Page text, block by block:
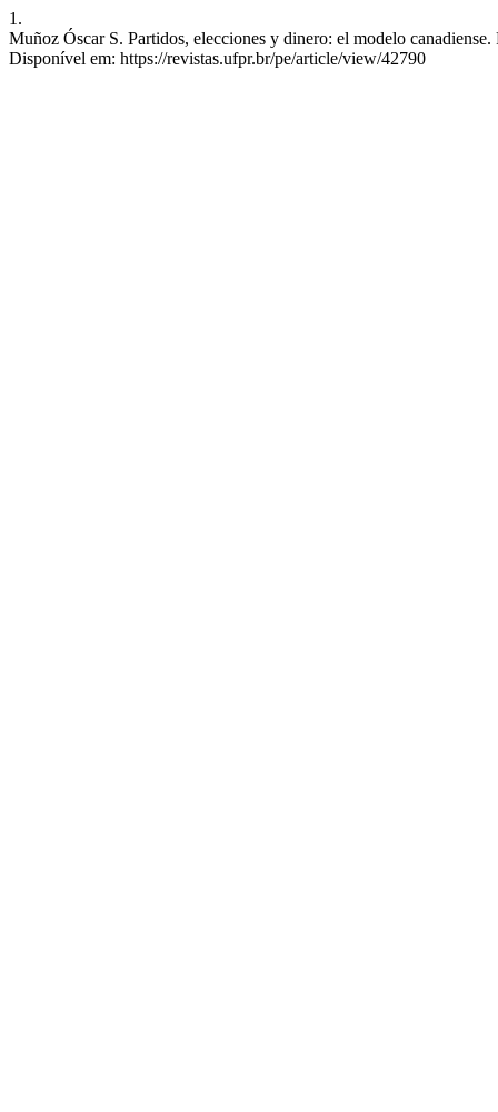
1.
Muñoz Óscar S. Partidos, elecciones y dinero: el modelo
Disponível em: https://revistas.ufpr.br/pe/article/view/42790